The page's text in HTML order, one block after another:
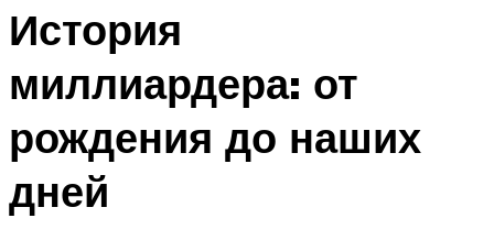
История
миллиардера: от
рождения до наших
дней